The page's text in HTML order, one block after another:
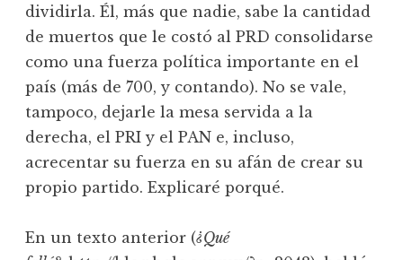
dividirla. Él, más que nadie, sabe la cantidad
de muertos que le costó al PRD consolidarse
como una fuerza política importante en el
país (más de 700, y contando). No se vale,
tampoco, dejarle la mesa servida a la
derecha, el PRI y el PAN e, incluso,
acrecentar su fuerza en su afán de crear su
propio partido. Explicaré porqué.
En un texto anterior (¿Qué